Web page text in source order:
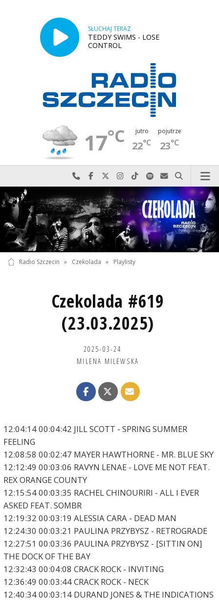
SŁUCHAJ TERAZ
TEDDY SWIMS - LOSE
CONTROL
17°C jutro
22°C
pojutrze
23°C
Najlepiej po prostu do nas zadzwoń
Odwiedź nas na Facebook-u
Odwiedź nas na X
Odwiedź nas na Instagram-ie
Odwiedź nas na TikTok-u
Szukaj nas na Spotify
Wyślij do nas
Szukaj
Radio Szczecin » Czekolada » Playlisty
Czekolada #619
(23.03.2025)
2025-03-24
MILENA MILEWSKA
12:04:14 00:04:42 JILL SCOTT - SPRING SUMMER
FEELING
12:08:58 00:02:47 MAYER HAWTHORNE - MR. BLUE SKY
12:12:49 00:03:06 RAVYN LENAE - LOVE ME NOT FEAT.
REX ORANGE COUNTY
12:15:54 00:03:35 RACHEL CHINOURIRI - ALL I EVER
ASKED FEAT. SOMBR
12:19:32 00:03:19 ALESSIA CARA - DEAD MAN
12:24:30 00:03:21 PAULINA PRZYBYSZ - RETROGRADE
12:27:51 00:03:36 PAULINA PRZYBYSZ - [SITTIN ON]
THE DOCK OF THE BAY
12:32:43 00:04:08 CRACK ROCK - INVITING
12:36:49 00:03:44 CRACK ROCK - NECK
12:40:34 00:03:14 DURAND JONES & THE INDICATIONS